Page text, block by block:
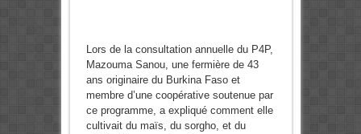
Lors de la consultation annuelle du P4P,
Mazouma Sanou, une fermière de 43
ans originaire du Burkina Faso et
membre d’une coopérative soutenue par
ce programme, a expliqué comment elle
cultivait du maïs, du sorgho, et du